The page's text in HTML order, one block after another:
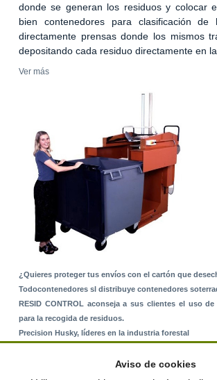
donde se generan los residuos y colocar
bien contenedores para clasificación de
directamente prensas donde los mismos
depositando cada residuo directamente en la
Ver más
¿Quieres proteger tus envíos con el cartón que
Todocontenedores sl distribuye contenedores
RESID CONTROL aconseja a sus clientes el uso
para la recogida de residuos.
Precision Husky, líderes en la industria forestal
Aviso de cookies